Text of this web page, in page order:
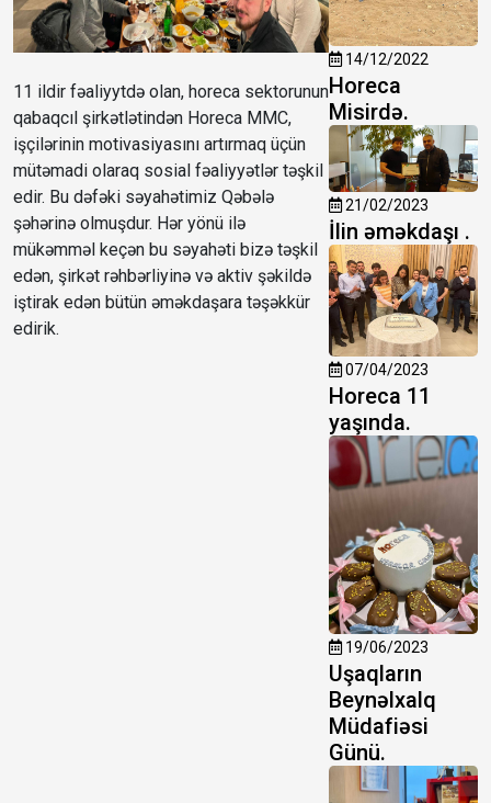
11 ildir fəaliyytdə olan, horeca sektorunun
qabaqcıl şirkətlətindən Horeca MMC,
işçilərinin motivasiyasını artırmaq üçün
mütəmadi olaraq sosial fəaliyyətlər təşkil
edir. Bu dəfəki səyahətimiz Qəbələ
şəhərinə olmuşdur. Hər yönü ilə
mükəmməl keçən bu səyahəti bizə təşkil
edən, şirkət rəhbərliyinə və aktiv şəkildə
iştirak edən bütün əməkdaşara təşəkkür
edirik.
14/12/2022
Horeca
Misirdə.
21/02/2023
İlin əməkdaşı .
07/04/2023
Horeca 11
yaşında.
19/06/2023
Uşaqların
Beynəlxalq
Müdafiəsi
Günü.